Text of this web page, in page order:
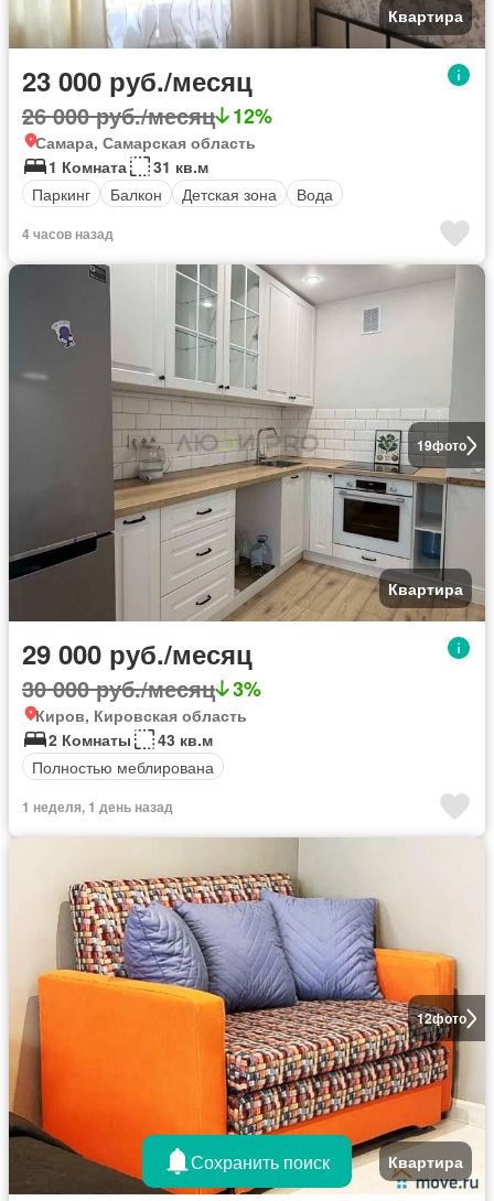
Квартира
23 000 руб./месяц
26 000 руб./месяц 12%
Самара, Самарская область
1 Комната
31 кв.м
Паркинг
Балкон Детская зона Вода
4 часов назад
19фото
Квартира
29 000 руб./месяц
30 000 руб./месяц 3%
Киров, Кировская область
2 Комнаты
43 кв.м
Полностью меблирована
1 неделя, 1 день назад
12фото
Квартира
Сохранить поиск